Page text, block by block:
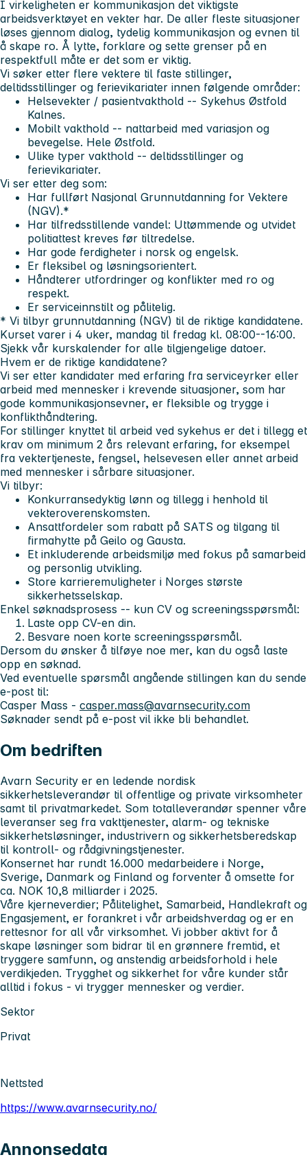
I virkeligheten er kommunikasjon det viktigste
arbeidsverktøyet en vekter har. De aller fleste situasjoner
løses gjennom dialog, tydelig kommunikasjon og evnen til
å skape ro. Å lytte, forklare og sette grenser på en
respektfull måte er det som er viktig.
Vi søker etter flere vektere til faste stillinger,
deltidsstillinger og ferievikariater innen følgende områder:
Helsevekter / pasientvakthold -- Sykehus Østfold
Kalnes.
Mobilt vakthold -- nattarbeid med variasjon og
bevegelse. Hele Østfold.
Ulike typer vakthold -- deltidsstillinger og
ferievikariater.
Vi ser etter deg som:
Har fullført Nasjonal Grunnutdanning for Vektere
(NGV).*
Har tilfredsstillende vandel: Uttømmende og utvidet
politiattest kreves før tiltredelse.
Har gode ferdigheter i norsk og engelsk.
Er fleksibel og løsningsorientert.
Håndterer utfordringer og konflikter med ro og
respekt.
Er serviceinnstilt og pålitelig.
* Vi tilbyr grunnutdanning (NGV) til de riktige kandidatene.
Kurset varer i 4 uker, mandag til fredag kl. 08:00--16:00.
Sjekk vår kurskalender for alle tilgjengelige datoer.
Hvem er de riktige kandidatene?
Vi ser etter kandidater med erfaring fra serviceyrker eller
arbeid med mennesker i krevende situasjoner, som har
gode kommunikasjonsevner, er fleksible og trygge i
konflikthåndtering.
For stillinger knyttet til arbeid ved sykehus er det i tillegg et
krav om minimum 2 års relevant erfaring, for eksempel
fra vektertjeneste, fengsel, helsevesen eller annet arbeid
med mennesker i sårbare situasjoner.
Vi tilbyr:
Konkurransedyktig lønn og tillegg i henhold til
vekteroverenskomsten.
Ansattfordeler som rabatt på SATS og tilgang til
firmahytte på Geilo og Gausta.
Et inkluderende arbeidsmiljø med fokus på samarbeid
og personlig utvikling.
Store karrieremuligheter i Norges største
sikkerhetsselskap.
Enkel søknadsprosess -- kun CV og screeningsspørsmål:
Laste opp CV-en din.
Besvare noen korte screeningsspørsmål.
Dersom du ønsker å tilføye noe mer, kan du også laste
opp en søknad.
Ved eventuelle spørsmål angående stillingen kan du sende
e-post til:
Casper Mass - casper.mass@avarnsecurity.com
Søknader sendt på e-post vil ikke bli behandlet.
Om bedriften
Avarn Security er en ledende nordisk
sikkerhetsleverandør til offentlige og private virksomheter
samt til privatmarkedet. Som totalleverandør spenner våre
leveranser seg fra vakttjenester, alarm- og tekniske
sikkerhetsløsninger, industrivern og sikkerhetsberedskap
til kontroll- og rådgivningstjenester.
Konsernet har rundt 16.000 medarbeidere i Norge,
Sverige, Danmark og Finland og forventer å omsette for
ca. NOK 10,8 milliarder i 2025.
Våre kjerneverdier; Pålitelighet, Samarbeid, Handlekraft og
Engasjement, er forankret i vår arbeidshverdag og er en
rettesnor for all vår virksomhet. Vi jobber aktivt for å
skape løsninger som bidrar til en grønnere fremtid, et
tryggere samfunn, og anstendig arbeidsforhold i hele
verdikjeden. Trygghet og sikkerhet for våre kunder står
alltid i fokus - vi trygger mennesker og verdier.
Sektor
Privat
Nettsted
https://www.avarnsecurity.no/
Annonsedata